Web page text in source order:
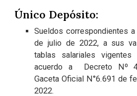
Único Depósito:
Sueldos correspondientes
de julio de 2022, a sus
tablas salariales
acuerdo a Decreto Nº
Gaceta Oficial N°6.691 de
2022.